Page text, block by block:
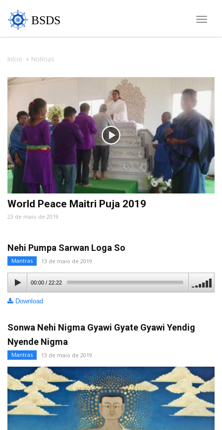
Toggle
BSDS
Início Notícias
World Peace Maitri Puja 2019
23 de maio de 2019
Nehi Pumpa Sarwan Loga So
Mantras 13 de maio de 2019
00:00/ 22:22
Download
Sonwa Nehi Nigma Gyawi Gyate Gyawi Yendig
Nyende Nigma
Mantras 13 de maio de 2019